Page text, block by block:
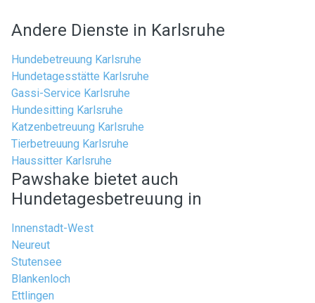
Andere Dienste in Karlsruhe
Hundebetreuung Karlsruhe
Hundetagesstätte Karlsruhe
Gassi-Service Karlsruhe
Hundesitting Karlsruhe
Katzenbetreuung Karlsruhe
Tierbetreuung Karlsruhe
Haussitter Karlsruhe
Pawshake bietet auch
Hundetagesbetreuung in
Innenstadt-West
Neureut
Stutensee
Blankenloch
Ettlingen